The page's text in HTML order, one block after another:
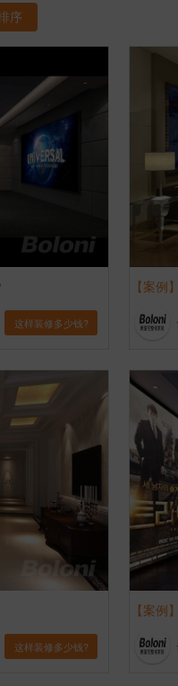
序
这样装修多少钱?
【案例
这样装修多少钱?
【案例